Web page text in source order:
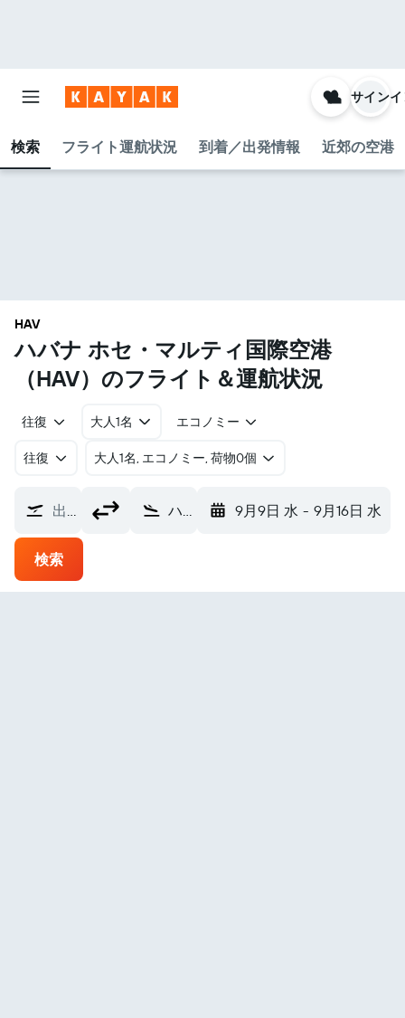
検索 フライト運航状況 到着／出発情報 近郊の空港
サイン
HAV
ハバナ ホセ・マルティ国際空港​
（HAV​）のフライト＆運航状況
往復 大人1名 エコノミー
往復 ​大人1名, エコノミー, 荷物0個
出発地 ハバナ ホセ・マルティ国際空港 (HAV) 9月9日 水 - 9月16日 水
検索